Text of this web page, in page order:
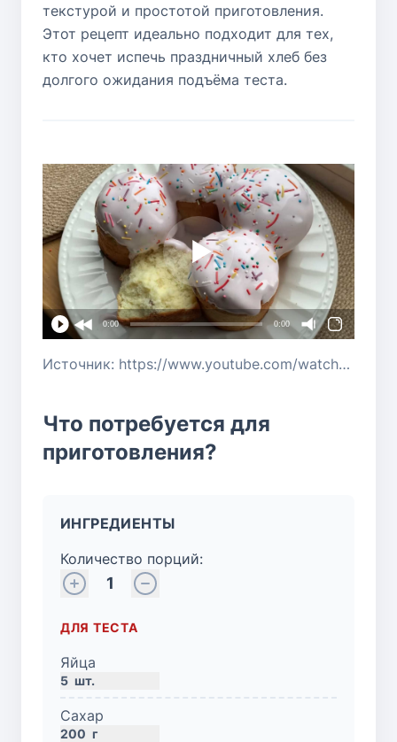
текстурой и простотой приготовления.
Этот рецепт идеально подходит для тех,
кто хочет испечь праздничный хлеб без
долгого ожидания подъёма теста.
0:00 0:00
Источник: https://www.youtube.com/watch?v=j9mEKhTOJGI
Что потребуется для
приготовления?
ИНГРЕДИЕНТЫ
Количество порций:
1
ДЛЯ ТЕСТА
Яйца
5 шт.
Сахар
200 г